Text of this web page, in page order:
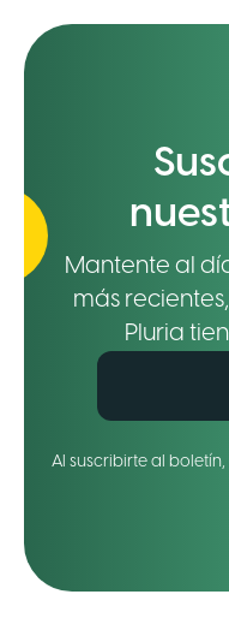
Mantente al
más
Pluria
Al suscribirte al